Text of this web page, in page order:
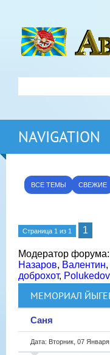
NAVIGATION
ВСЕ ТЕМЫ СВЕЖИЕ
Страница 1 из 1 1
Модератор форума:
Назаров, Валентин,
доброхот, Polukedov
МЕМОРИАЛ
Саня
Дата: Вторник, 07